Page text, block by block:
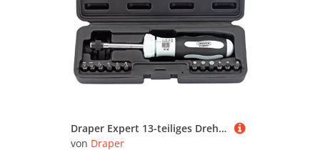
Draper Expert 13-teiliges Drehmomentschraubendreher-Set | Torx-Schraubendreher-Set | Einstellbares Drehmoment Steckschlüsselsatz 1-5 Nm | Soft-Grip Ergonomischer Griff | 75170
von Draper